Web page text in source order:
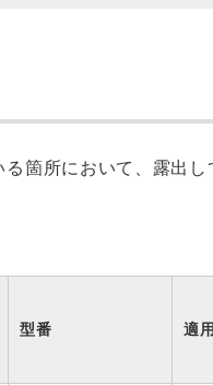
箇所において、露出
型番 適